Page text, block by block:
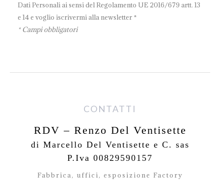
Dati Personali ai sensi del Regolamento UE 2016/679 artt. 13
e 14 e voglio iscrivermi alla newsletter *
* Campi obbligatori
CONTATTI
RDV – Renzo Del Ventisette
di Marcello Del Ventisette e C. sas
P.Iva 00829590157
Fabbrica, uffici, esposizione Factory